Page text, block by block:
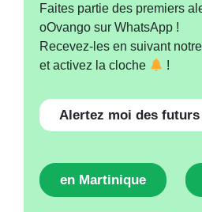
Faites partie des premiers
oOvango sur WhatsApp !
Recevez-les en suivant
et activez la cloche
!
Alertez moi des
en Martinique